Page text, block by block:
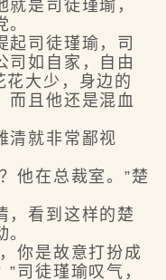
是司徒瑾瑜，
司徒瑾瑜，司
司如自家，自由
花大少，身边的
而且他还是混血
就非常鄙视
在总裁室。”楚
看到这样的楚
你是故意打扮成
司徒瑾瑜叹气，